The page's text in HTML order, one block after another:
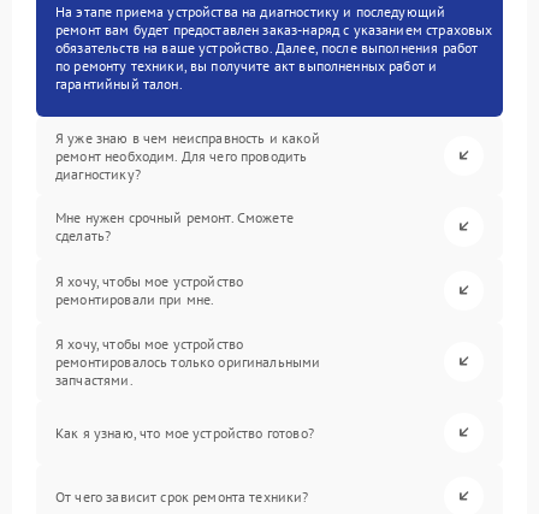
На этапе приема устройства на диагностику и последующий
ремонт вам будет предоставлен заказ-наряд с указанием страховых
обязательств на ваше устройство. Далее, после выполнения работ
по ремонту техники, вы получите акт выполненных работ и
гарантийный талон.
Я уже знаю в чем неисправность и какой
ремонт необходим. Для чего проводить
диагностику?
Мне нужен срочный ремонт. Сможете
сделать?
Я хочу, чтобы мое устройство
ремонтировали при мне.
Я хочу, чтобы мое устройство
ремонтировалось только оригинальными
запчастями.
Как я узнаю, что мое устройство готово?
От чего зависит срок ремонта техники?